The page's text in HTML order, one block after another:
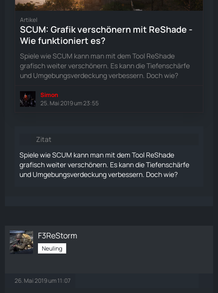
Artikel
SCUM: Grafik verschönern mit ReShade -
Wie funktioniert es?
Spiele wie SCUM kann man mit dem Tool ReShade
grafisch weiter verschönern. Es kann die Tiefenschärfe
und Umgebungsverdeckung verbessern. Doch wie?
Simon
25. Mai 2019 um 23:55
Zitat
Spiele wie SCUM kann man mit dem Tool ReShade
grafisch weiter verschönern. Es kann die Tiefenschärfe
und Umgebungsverdeckung verbessern. Doch wie?
F3ReStorm
Neuling
26. Mai 2019 um 11:07